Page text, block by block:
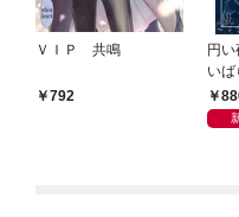
ＶＩＰ 共鳴
792
円
いば